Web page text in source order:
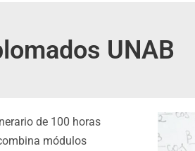
UNAB
de 100 horas
módulos